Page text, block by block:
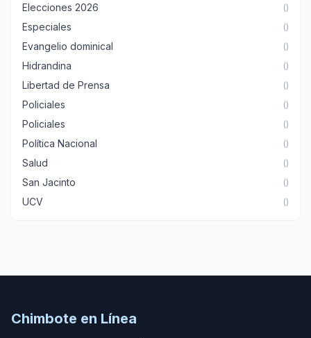
Elecciones 2026 ()
Especiales ()
Evangelio dominical ()
Hidrandina ()
Libertad de Prensa ()
Policiales ()
Policiales ()
Política Nacional ()
Salud ()
San Jacinto ()
UCV ()
Chimbote en Línea